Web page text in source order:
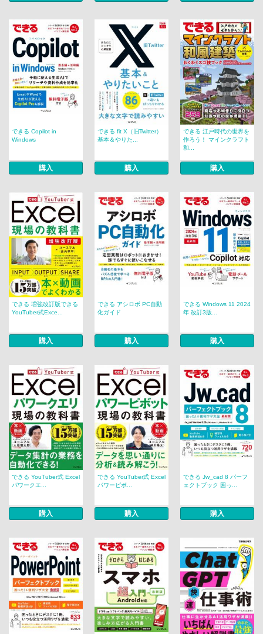
できる Copilot in
Windows
購入
できる fit X（旧Twitter）
基本＆やりた...
購入
できる 江戸時代の世界を
作ろう！ マインクラフト
和...
購入
できる 増強改訂版できる
YouTuber式Exce...
購入
できる アシロボ PC自動
化ガイド
購入
できる Windows 11 2024
年 改訂3版...
購入
できる YouTuber式 Excel
パワークエ...
購入
できる YouTuber式 Excel
パワーピボ...
購入
できる Jw_cad 8 パーフ
ェクトブック 困っ...
購入